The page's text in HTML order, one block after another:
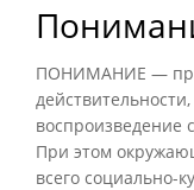
ПОНИМАНИЕ —
воспроизведение
При этом
всего социально-